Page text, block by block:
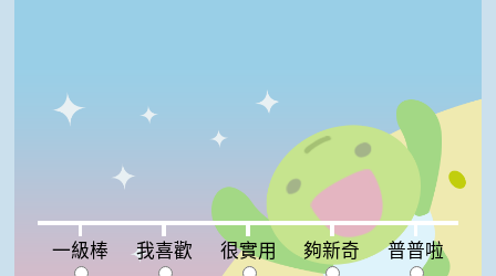
一級棒:0% 我喜歡:0% 很實用:0% 夠新奇:0%普普啦:0%
一級棒 我喜歡 很實用 夠新奇 普普啦